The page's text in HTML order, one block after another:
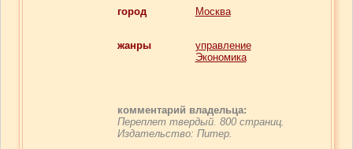
город
Москва
жанры
управление
Экономика
комментарий владельца:
Переплет твердый. 800 страниц.
Издательство: Питер.